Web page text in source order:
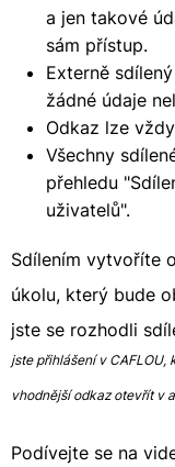
a jen takové
sám přístup.
Externě
žádné údaje
Odkaz lze
Všechny
přehledu
uživatelů".
Sdílením vytvoříte
úkolu, který bude
jste se rozhodli
jste přihlášení v
vhodnější odkaz otevřít v
Podívejte se na